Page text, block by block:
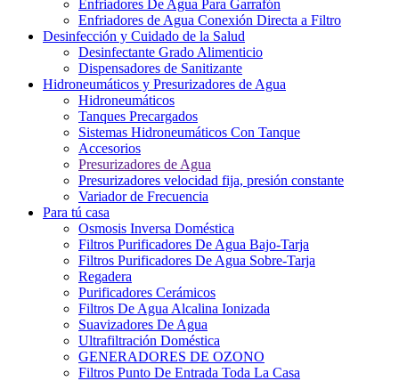
Enfriadores De Agua Para Garrafón
Enfriadores de Agua Conexión Directa a Filtro
Desinfección y Cuidado de la Salud
Desinfectante Grado Alimenticio
Dispensadores de Sanitizante
Hidroneumáticos y Presurizadores de Agua
Hidroneumáticos
Tanques Precargados
Sistemas Hidroneumáticos Con Tanque
Accesorios
Presurizadores de Agua
Presurizadores velocidad fija, presión constante
Variador de Frecuencia
Para tú casa
Osmosis Inversa Doméstica
Filtros Purificadores De Agua Bajo-Tarja
Filtros Purificadores De Agua Sobre-Tarja
Regadera
Purificadores Cerámicos
Filtros De Agua Alcalina Ionizada
Suavizadores De Agua
Ultrafiltración Doméstica
GENERADORES DE OZONO
Filtros Punto De Entrada Toda La Casa